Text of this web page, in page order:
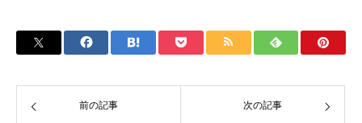
前の記事 次の記事